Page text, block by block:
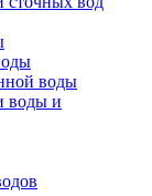
воды
воды и